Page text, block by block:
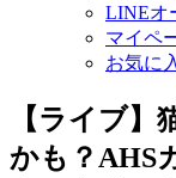
LINEオ
マイペ
お気に
【ライブ】
かも？AHS